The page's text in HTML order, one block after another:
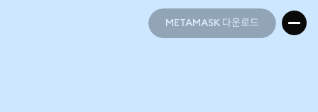
METAMASK 다운로드